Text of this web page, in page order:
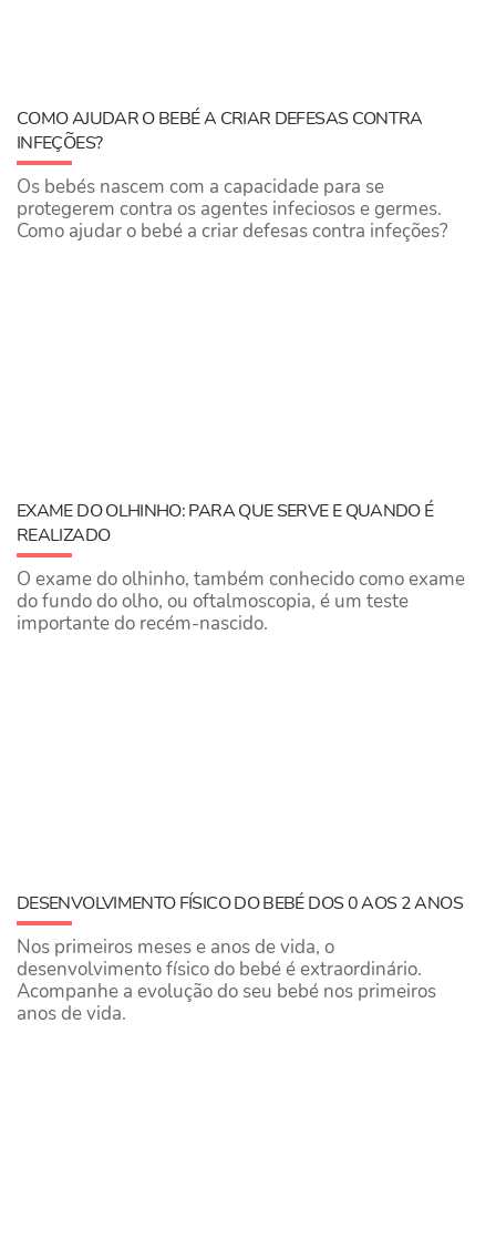
COMO AJUDAR O BEBÉ A CRIAR DEFESAS CONTRA
INFEÇÕES?
Os bebés nascem com a capacidade para se
protegerem contra os agentes infeciosos e germes.
Como ajudar o bebé a criar defesas contra infeções?
EXAME DO OLHINHO: PARA QUE SERVE E QUANDO É
REALIZADO
O exame do olhinho, também conhecido como exame
do fundo do olho, ou oftalmoscopia, é um teste
importante do recém-nascido.
DESENVOLVIMENTO FÍSICO DO BEBÉ DOS 0 AOS 2 ANOS
Nos primeiros meses e anos de vida, o
desenvolvimento físico do bebé é extraordinário.
Acompanhe a evolução do seu bebé nos primeiros
anos de vida.